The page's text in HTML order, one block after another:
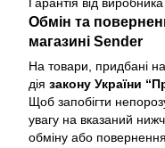
Гарантія від
Обмін та
магазині Sender
На товари, придбані
дія закону України
Щоб запобігти
увагу на вказаний
обміну або повернення